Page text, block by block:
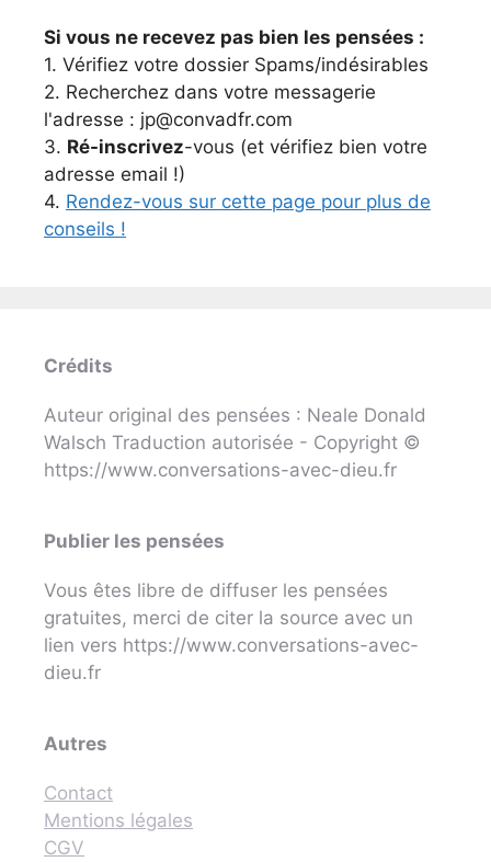
Si vous ne recevez pas bien les pensées :
1. Vérifiez votre dossier Spams/indésirables
2. Recherchez dans votre messagerie
l'adresse : jp@convadfr.com
3. Ré-inscrivez-vous (et vérifiez bien votre
adresse email !)
4. Rendez-vous sur cette page pour plus de
conseils !
Crédits
Auteur original des pensées : Neale Donald
Walsch Traduction autorisée - Copyright ©
https://www.conversations-avec-dieu.fr
Publier les pensées
Vous êtes libre de diffuser les pensées
gratuites, merci de citer la source avec un
lien vers https://www.conversations-avec-
dieu.fr
Autres
Contact
Mentions légales
CGV